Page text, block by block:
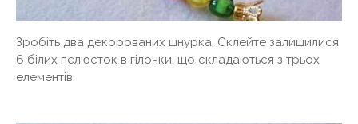
Зробіть два декорованих шнурка. Склейте залишилися
6 білих пелюсток в гілочки, що складаються з трьох
елементів.